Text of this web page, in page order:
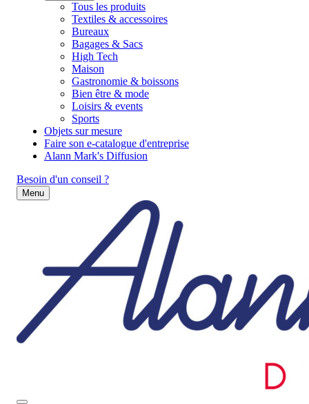
Tous les produits
Textiles & accessoires
Bureaux
Bagages & Sacs
High Tech
Maison
Gastronomie & boissons
Bien être & mode
Loisirs & events
Sports
Objets sur mesure
Faire son e-catalogue d'entreprise
Alann Mark's Diffusion
Besoin d'un conseil ?
Menu